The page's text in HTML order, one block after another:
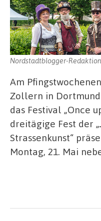
Nordstadtblogger-
Am
Zollern in
das Festival „Once
dreitägige Fest der
Strassenkunst“
Montag, 21. Mai